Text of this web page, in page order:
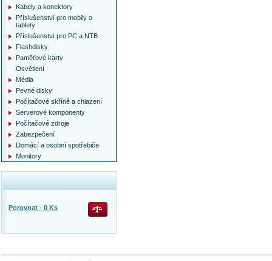
Kabely a konektory
Příslušenství pro mobily a
tablety
Příslušenství pro PC a NTB
Flashdisky
Paměťové karty
Osvětlení
Média
Pevné disky
Počítačové skříně a chlazení
Serverové komponenty
Počítačové zdroje
Zabezpečení
Domácí a osobní spotřebiče
Monitory
Porovnat - 0 Ks